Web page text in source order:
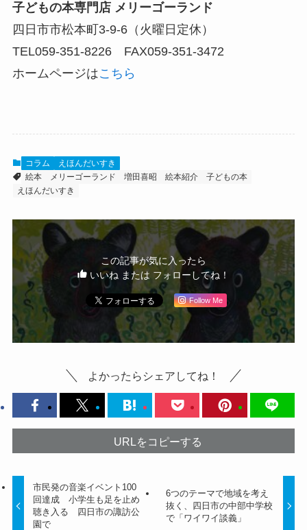
子どもの本専門店 メリーゴーランド
四日市市松本町3-9-6（火曜日定休）
TEL059-351-8226 FAX059-351-3472
ホームページはこちら
コラム
えほんだいすき
絵本
メリーゴーランド 増田喜昭 絵本紹介
子どもの本
えほんだいすき
この記事が気に入ったら
いいね または フォローしてね！
Follow Me
よかったらシェアしてね！
URLをコピーする
市民発の音楽イベント100
回達成 小学生も足を止め
聴き入る 四日市の諏訪公
園で
6つのテーマで地域を考え
抜く、四日市の中部中学校
で「ワイワイ談義」